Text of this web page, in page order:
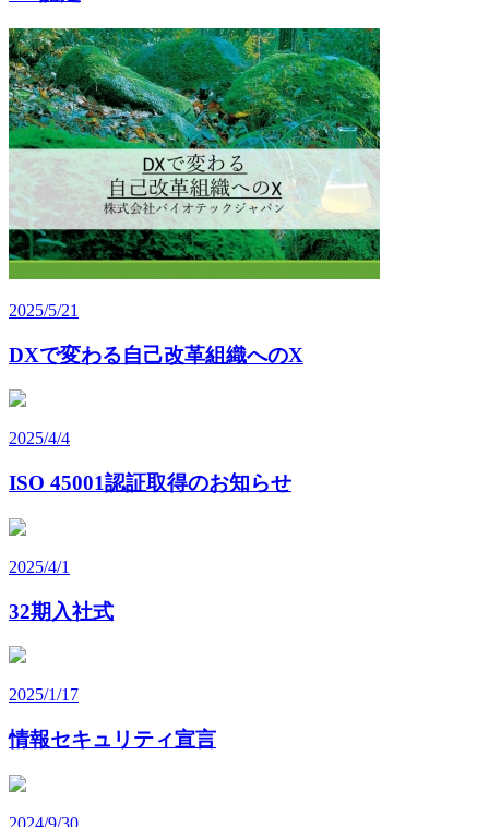
2025/5/21
DXで変わる自己改革組織へのX
2025/4/4
ISO 45001認証取得のお知らせ
2025/4/1
32期入社式
2025/1/17
情報セキュリティ宣言
2024/9/30